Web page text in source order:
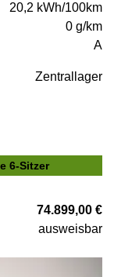
20,2 kWh/100km
0 g/km
A
Zentrallager
6-Sitzer
74.899,00 €
ausweisbar